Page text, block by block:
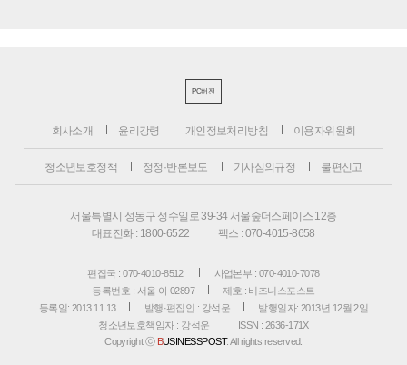
PC버전
회사소개 윤리강령 개인정보처리방침 이용자위원회
청소년보호정책 정정·반론보도 기사심의규정 불편신고
서울특별시 성동구 성수일로 39-34 서울숲더스페이스 12층
대표전화 : 1800-6522
팩스 : 070-4015-8658
편집국 : 070-4010-8512
사업본부 : 070-4010-7078
등록번호 : 서울 아 02897
제호 : 비즈니스포스트
등록일: 2013.11.13
발행·편집인 : 강석운
발행일자: 2013년 12월 2일
청소년보호책임자 : 강석운
ISSN : 2636-171X
Copyright ⓒ BUSINESSPOST. All rights reserved.